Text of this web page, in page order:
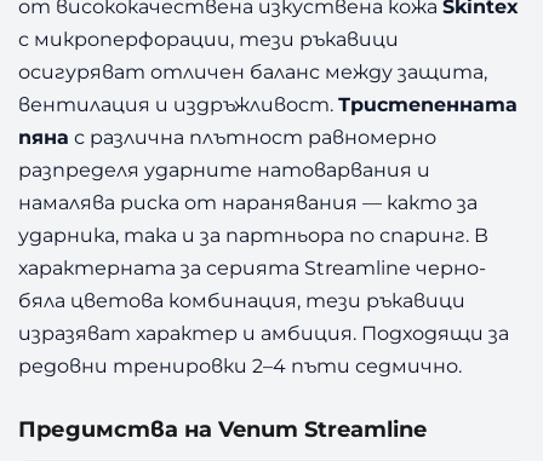
от висококачествена изкуствена кожаSkintex
с микроперфорации, тези ръкавици
осигуряват отличен баланс между защита,
вентилация и издръжливост.Тристепенната
пяна с различна плътност равномерно
разпределя ударните натоварвания и
намалява риска от наранявания — както за
ударника, така и за партньора по спаринг. В
характерната за серията Streamline черно-
бяла цветова комбинация, тези ръкавици
изразяват характер и амбиция. Подходящи за
редовни тренировки 2–4 пъти седмично.
Предимства на Venum Streamline